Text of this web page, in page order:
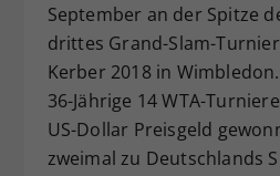
September an der Spitze
drittes Grand-Slam-
Kerber 2018 in
36-Jährige 14 WTA-
US-Dollar Preisgeld
zweimal zu Deutschlands